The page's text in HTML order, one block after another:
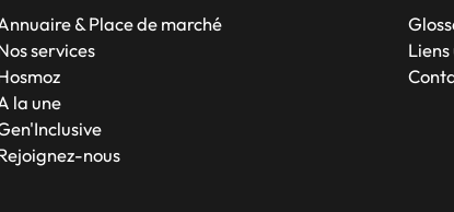
& Place de marché
services
la une
nous